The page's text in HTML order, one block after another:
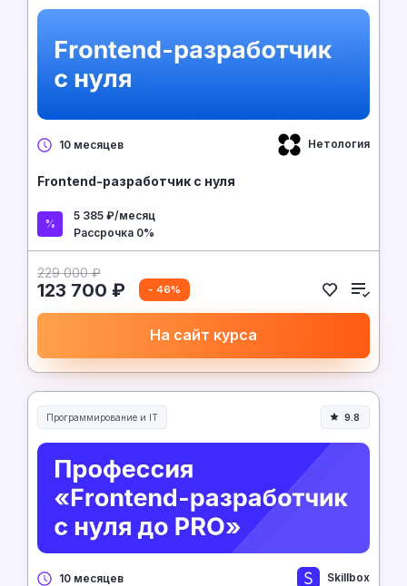
10 месяцев Нетология
Frontend-разработчик с нуля
5 385 ₽/месяц
Рассрочка 0%
229 000 ₽
123 700 ₽ - 46%
На сайт курса
Программирование и IT 9.8
10 месяцев Skillbox